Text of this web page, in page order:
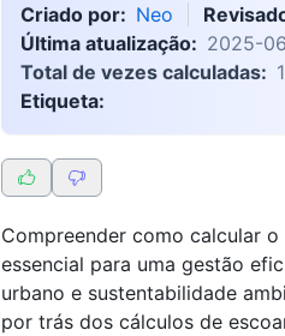
Criado por: Neo
Última atualização: 2025-
Total de vezes calculadas:
Etiqueta:
Compreender como calcular
essencial para uma gestão
urbano e sustentabilidade
por trás dos cálculos de